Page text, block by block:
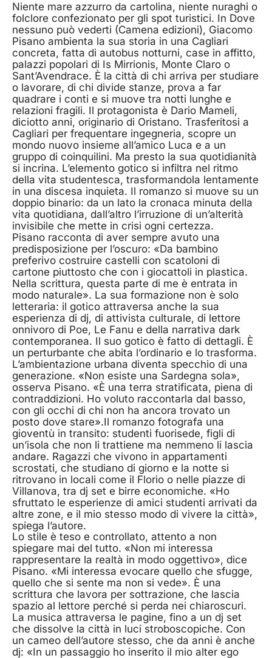
Niente mare azzurro da cartolina, niente nuraghi o
folclore confezionato per gli spot turistici. In Dove
nessuno può vederti (Camena edizioni), Giacomo
Pisano ambienta la sua storia in una Cagliari
concreta, fatta di autobus notturni, case in affitto,
palazzi popolari di Is Mirrionis, Monte Claro o
Sant’Avendrace. È la città di chi arriva per studiare
o lavorare, di chi divide stanze, prova a far
quadrare i conti e si muove tra notti lunghe e
relazioni fragili. Il protagonista è Dario Mameli,
diciotto anni, originario di Oristano. Trasferitosi a
Cagliari per frequentare ingegneria, scopre un
mondo nuovo insieme all’amico Luca e a un
gruppo di coinquilini. Ma presto la sua quotidianità
si incrina. L’elemento gotico si infiltra nel ritmo
della vita studentesca, trasformandola lentamente
in una discesa inquieta. Il romanzo si muove su un
doppio binario: da un lato la cronaca minuta della
vita quotidiana, dall’altro l’irruzione di un’alterità
invisibile che mette in crisi ogni certezza.
Pisano racconta di aver sempre avuto una
predisposizione per l’oscuro: «Da bambino
preferivo costruire castelli con scatoloni di
cartone piuttosto che con i giocattoli in plastica.
Nella scrittura, questa parte di me è entrata in
modo naturale». La sua formazione non è solo
letteraria: il gotico attraversa anche la sua
esperienza di dj, di attivista culturale, di lettore
onnivoro di Poe, Le Fanu e della narrativa dark
contemporanea. Il suo gotico è fatto di dettagli. È
un perturbante che abita l’ordinario e lo trasforma.
L’ambientazione urbana diventa specchio di una
generazione. «Non esiste una Sardegna sola»,
osserva Pisano. «È una terra stratificata, piena di
contraddizioni. Ho voluto raccontarla dal basso,
con gli occhi di chi non ha ancora trovato un
posto dove stare».Il romanzo fotografa una
gioventù in transito: studenti fuorisede, figli di
un’isola che non li trattiene ma nemmeno li lascia
andare. Ragazzi che vivono in appartamenti
scrostati, che studiano di giorno e la notte si
ritrovano in locali come il Florio o nelle piazze di
Villanova, tra dj set e birre economiche. «Ho
sfruttato le esperienze di amici studenti arrivati da
altre zone, e il mio stesso modo di vivere la città»,
spiega l’autore.
Lo stile è teso e controllato, attento a non
spiegare mai del tutto. «Non mi interessa
rappresentare la realtà in modo oggettivo», dice
Pisano. «Mi interessa evocare quello che sfugge,
quello che si sente ma non si vede». È una
scrittura che lavora per sottrazione, che lascia
spazio al lettore perché si perda nei chiaroscuri.
La musica attraversa le pagine, fino a un dj set
che dissolve la città in luci stroboscopiche. Con
un cameo dell’autore stesso, che da anni è anche
dj: «In un passaggio ho inserito il mio alter ego